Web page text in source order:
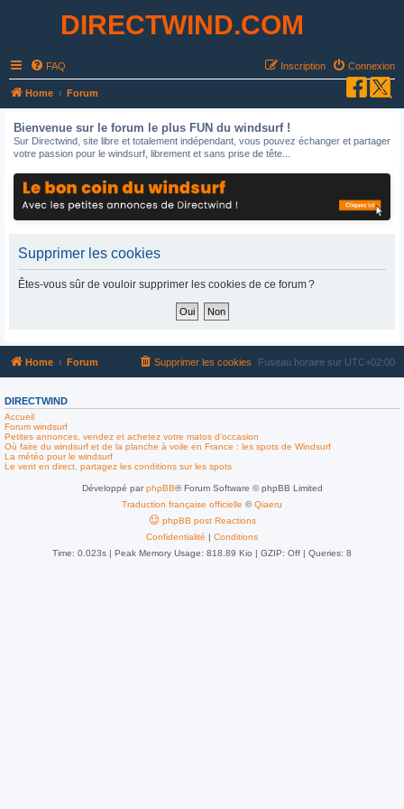
DIRECTWIND.COM
FAQ Connexion
Inscription
Home Forum
Bienvenue sur le forum le plus FUN du windsurf !
Sur Directwind, site libre et totalement indépendant, vous pouvez échanger et partager
votre passion pour le windsurf, librement et sans prise de tête...
Supprimer les cookies
Êtes-vous sûr de vouloir supprimer les cookies de ce forum ?
Home Forum Fuseau horaire sur UTC+02:00
Supprimer les cookies
DIRECTWIND
Accueil
Forum windsurf
Petites annonces, vendez et achetez votre matos d'occasion
Où faire du windsurf et de la planche à voile en France : les spots de Windsurf
La météo pour le windsurf
Le vent en direct, partagez les conditions sur les spots
Développé parphpBB® Forum Software © phpBB Limited
Traduction française officielle ©Qiaeru
phpBB post Reactions
Confidentialité | Conditions
Time: 0.023s | Peak Memory Usage: 818.89 Kio | GZIP: Off | Queries: 8